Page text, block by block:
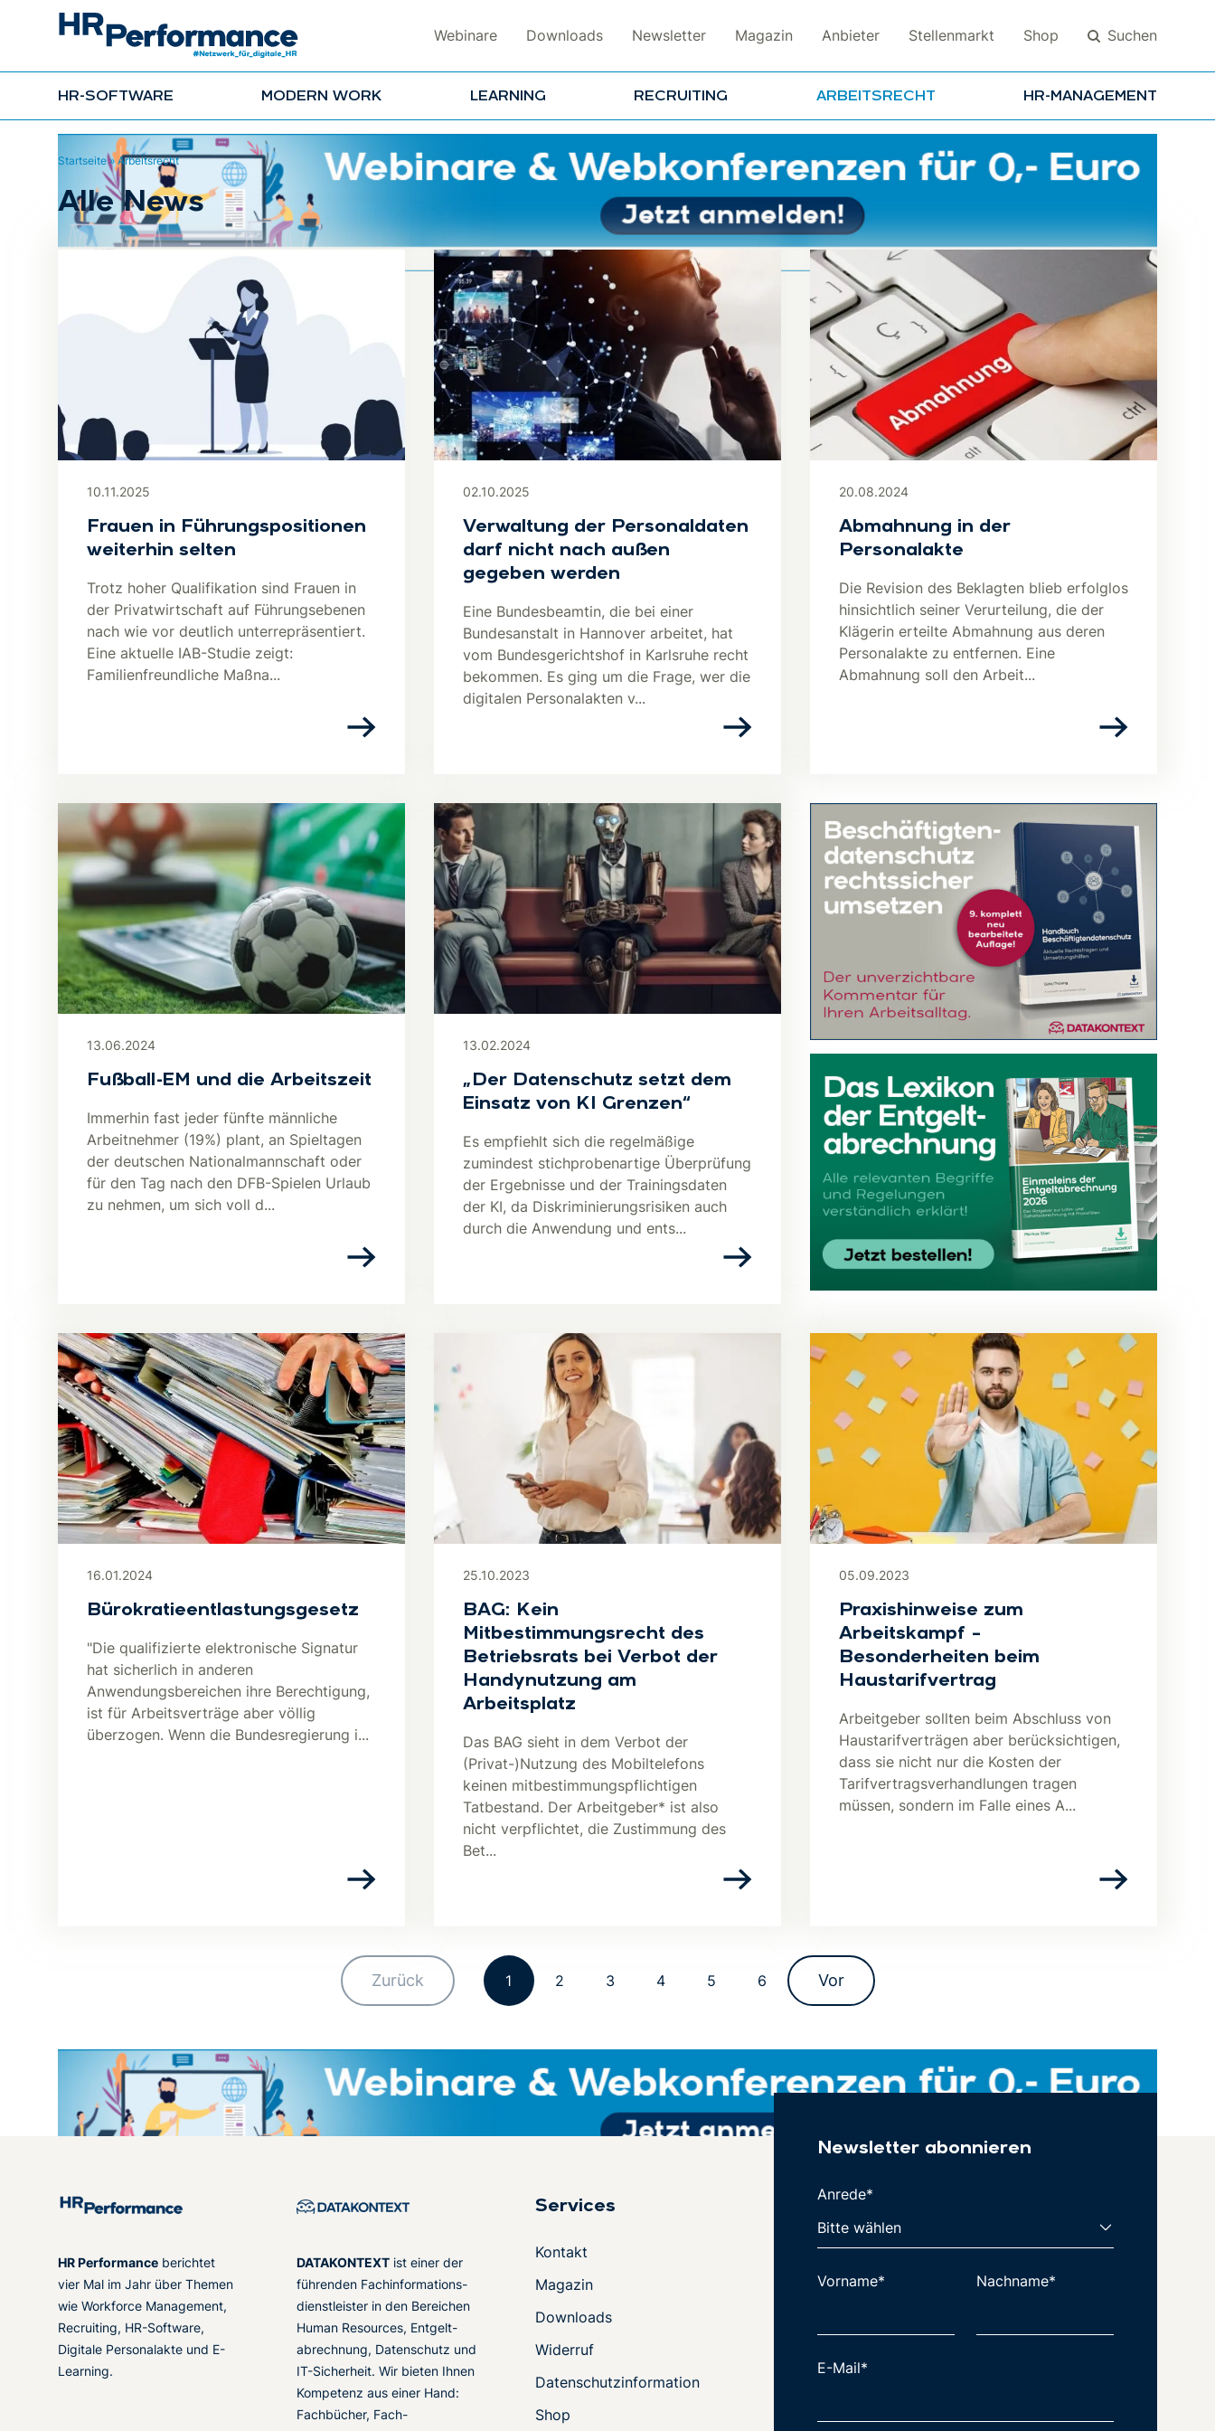
Webinare Downloads Newsletter Magazin Anbieter Stellenmarkt Shop Suchen
HR-SOFTWARE MODERN WORK LEARNING RECRUITING ARBEITSRECHT HR-MANAGEMENT
Suchen
Startseite»Arbeitsrecht
Alle News
10.11.2025
Frauen in Führungspositionen
weiterhin selten
Trotz hoher Qualifikation sind Frauen in
der Privatwirtschaft auf Führungsebenen
nach wie vor deutlich unterrepräsentiert.
Eine aktuelle IAB-Studie zeigt:
Familienfreundliche Maßna...
02.10.2025
Verwaltung der Personaldaten
darf nicht nach außen
gegeben werden
Eine Bundesbeamtin, die bei einer
Bundesanstalt in Hannover arbeitet, hat
vom Bundesgerichtshof in Karlsruhe recht
bekommen. Es ging um die Frage, wer die
digitalen Personalakten v...
20.08.2024
Abmahnung in der
Personalakte
Die Revision des Beklagten blieb erfolglos
hinsichtlich seiner Verurteilung, die der
Klägerin erteilte Abmahnung aus deren
Personalakte zu entfernen. Eine
Abmahnung soll den Arbeit...
13.06.2024
Fußball-EM und die Arbeitszeit
Immerhin fast jeder fünfte männliche
Arbeitnehmer (19%) plant, an Spieltagen
der deutschen Nationalmannschaft oder
für den Tag nach den DFB-Spielen Urlaub
zu nehmen, um sich voll d...
13.02.2024
„Der Datenschutz setzt dem
Einsatz von KI Grenzen“
Es empfiehlt sich die regelmäßige
zumindest stichprobenartige Überprüfung
der Ergebnisse und der Trainingsdaten
der KI, da Diskriminierungsrisiken auch
durch die Anwendung und ents...
16.01.2024
Bürokratieentlastungsgesetz
"Die qualifizierte elektronische Signatur
hat sicherlich in anderen
Anwendungsbereichen ihre Berechtigung,
ist für Arbeitsverträge aber völlig
überzogen. Wenn die Bundesregierung i...
25.10.2023
BAG: Kein
Mitbestimmungsrecht des
Betriebsrats bei Verbot der
Handynutzung am
Arbeitsplatz
Das BAG sieht in dem Verbot der
(Privat-)Nutzung des Mobiltelefons
keinen mitbestimmungspflichtigen
Tatbestand. Der Arbeitgeber* ist also
nicht verpflichtet, die Zustimmung des
Bet...
05.09.2023
Praxishinweise zum
Arbeitskampf –
Besonderheiten beim
Haustarifvertrag
Arbeitgeber sollten beim Abschluss von
Haustarifverträgen aber berücksichtigen,
dass sie nicht nur die Kosten der
Tarifvertragsverhandlungen tragen
müssen, sondern im Falle eines A...
Zurück 1 2 3 4 5 6 Vor
HR Performance berichtet
vier Mal im Jahr über Themen
wie Workforce Management,
Recruiting, HR-Software,
Digitale Personalakte und E-
Learning.
DATAKONTEXT ist einer der
führenden Fachinformations-
dienstleister in den Bereichen
Human Resources, Entgelt-
abrechnung, Datenschutz und
IT-Sicherheit. Wir bieten Ihnen
Kompetenz aus einer Hand:
Fachbücher, Fach-
Services
Kontakt
Magazin
Downloads
Widerruf
Datenschutzinformation
Shop
Newsletter abonnieren
Anrede*
Vorname* Nachname*
E-Mail*